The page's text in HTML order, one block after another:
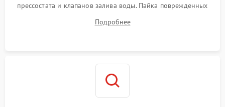
прессостата и клапанов залива воды. Пайка поврежденных
Восстановление целостности проводки и контактов.
Подробнее